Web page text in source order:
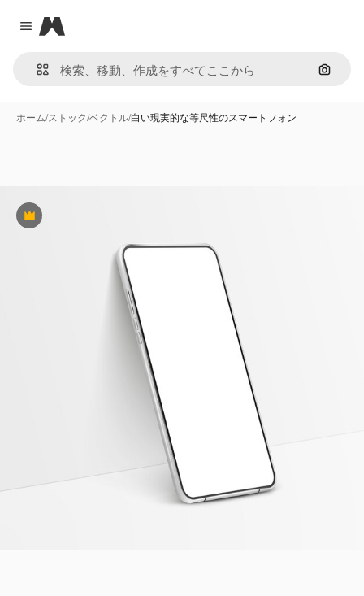
Close menu
Magnific
画像で
ホーム/ストック/ベクトル/白い現実的な等尺性のスマートフォン
Premium